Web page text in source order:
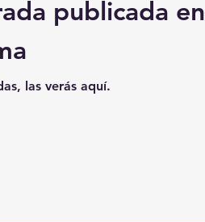
publicada en
las verás aquí.